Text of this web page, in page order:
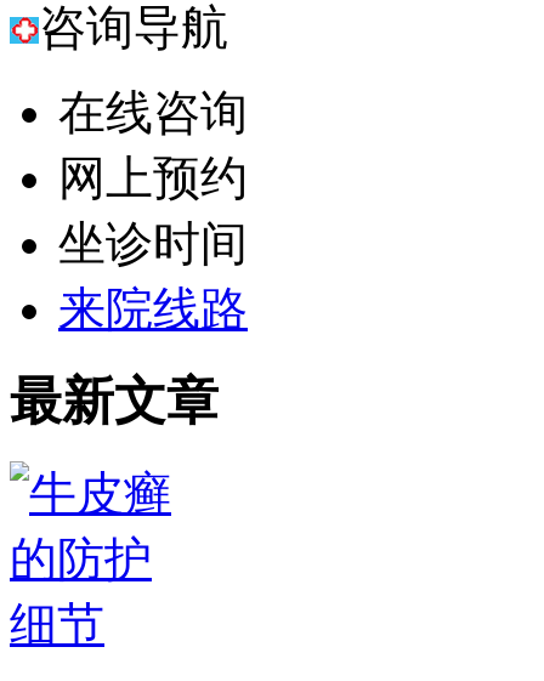
咨询导航
在线咨询
网上预约
坐诊时间
来院线路
最新文章